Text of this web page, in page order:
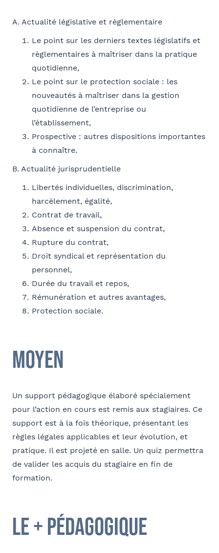
A. Actualité législative et règlementaire
Le point sur les derniers textes législatifs et
règlementaires à maîtriser dans la pratique
quotidienne,
Le point sur le protection sociale : les
nouveautés à maîtriser dans la gestion
quotidienne de l’entreprise ou
l’établissement,
Prospective : autres dispositions importantes
à connaître.
B. Actualité jurisprudentielle
Libertés individuelles, discrimination,
harcèlement, égalité,
Contrat de travail,
Absence et suspension du contrat,
Rupture du contrat,
Droit syndical et représentation du
personnel,
Durée du travail et repos,
Rémunération et autres avantages,
Protection sociale.
Moyen
Un support pédagogique élaboré spécialement
pour l’action en cours est remis aux stagiaires. Ce
support est à la fois théorique, présentant les
règles légales applicables et leur évolution, et
pratique. Il est projeté en salle. Un quiz permettra
de valider les acquis du stagiaire en fin de
formation.
le + pédagogique
Coordonnées de l’organisme
Adresse
Code postal
Ville
Je parraine un participant FACULTATIF
Coordonnées de mon filleul
Prénom
Société
Commentaire - FACULTATIF
J'autorise Barthélémy Avocats à utiliser mes
données pour l'envoi d'informations juridiques
du cabinet FACULTATIF
Je m'inscris
Conformément à la loi « informatique et libertés » du 6 janvier 1978
modifiée en 2004, vous bénéficiez d’un droit d’accès et de
rectification aux informations qui vous concernent, que vous pouvez
exercer en adressant un mail à communication@barthelemy-
avocats.com
Rechercher
Barthélémy Avocats
Valider